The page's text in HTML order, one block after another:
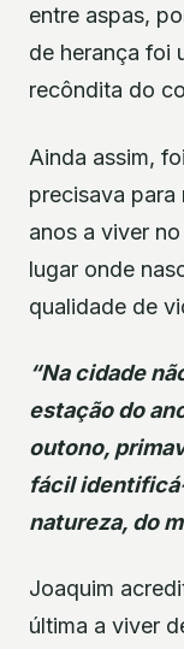
entre aspas,
de herança foi
recôndita do
Ainda assim,
precisava
anos a viver
lugar onde
qualidade de
“Na cidade
estação do
outono,
fácil
natureza, do
Joaquim
última a viver